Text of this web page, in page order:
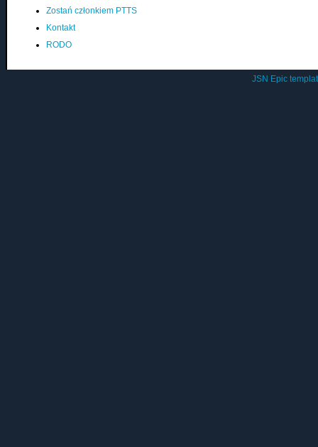
Zostań członkiem PTTS
Kontakt
RODO
JSN Epic